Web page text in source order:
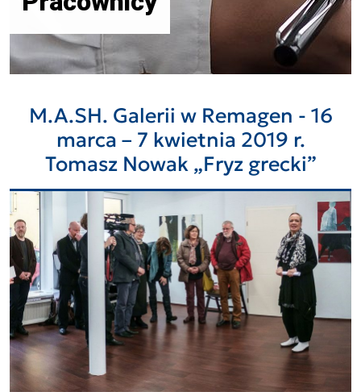
M.A.SH. Galerii w Remagen - 16
marca – 7 kwietnia 2019 r.
Tomasz Nowak „Fryz grecki”